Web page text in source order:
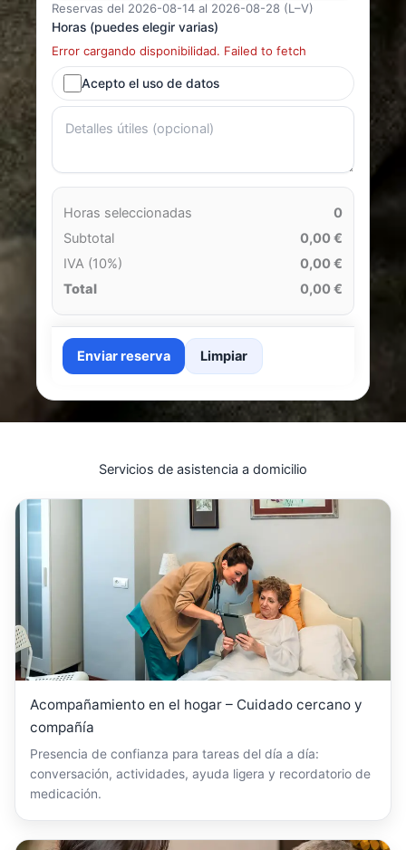
Reservas del 2026-08-14 al 2026-08-28 (L–V)
Horas (puedes elegir varias)
Error cargando disponibilidad. Failed to fetch
Acepto el uso de datos
Horas seleccionadas
0
Subtotal
0,00 €
IVA (10%)
0,00 €
Total
0,00 €
Enviar reserva Limpiar
Servicios de asistencia a domicilio
Acompañamiento en el hogar – Cuidado cercano y
compañía
Presencia de confianza para tareas del día a día:
conversación, actividades, ayuda ligera y recordatorio de
medicación.